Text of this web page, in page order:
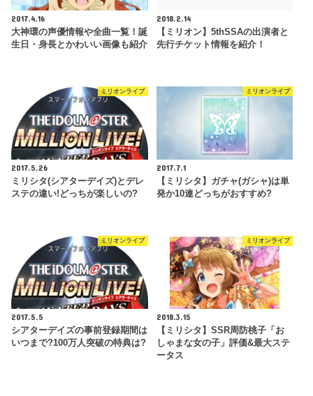
2017.4.16
大神環の声優情報や全曲一覧！誕
生日・身長とかわいい画像も紹介
2018.2.14
【ミリオン】5thSSAの出演者と
先行チケット情報を紹介！
ミリオンライブ
2017.5.26
ミリシタ(シアターデイズ)とデレ
ステの違い!どっちが楽しいの?
ミリオンライブ
2017.7.1
【ミリシタ】ガチャ(ガシャ)は単
発か10連どっちがおすすめ?
ミリオンライブ
2017.5.5
シアターデイズの事前登録期間は
いつまで?100万人突破の特典は?
ミリオンライブ
2018.3.15
【ミリシタ】SSR周防桃子「お
しゃまな女の子」評価&最大ステ
ータス